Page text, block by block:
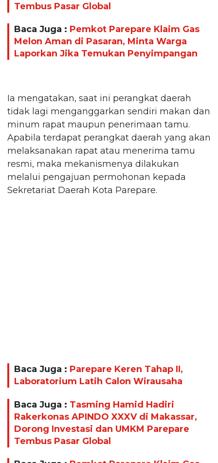
Tembus Pasar Global
Baca Juga : Pemkot Parepare Klaim Gas
Melon Aman di Pasaran, Minta Warga
Laporkan Jika Temukan Penyimpangan
Ia mengatakan, saat ini perangkat daerah
tidak lagi menganggarkan sendiri makan dan
minum rapat maupun penerimaan tamu.
Apabila terdapat perangkat daerah yang akan
melaksanakan rapat atau menerima tamu
resmi, maka mekanismenya dilakukan
melalui pengajuan permohonan kepada
Sekretariat Daerah Kota Parepare.
Baca Juga : Parepare Keren Tahap II,
Laboratorium Latih Calon Wirausaha
Baca Juga : Tasming Hamid Hadiri
Rakerkonas APINDO XXXV di Makassar,
Dorong Investasi dan UMKM Parepare
Tembus Pasar Global